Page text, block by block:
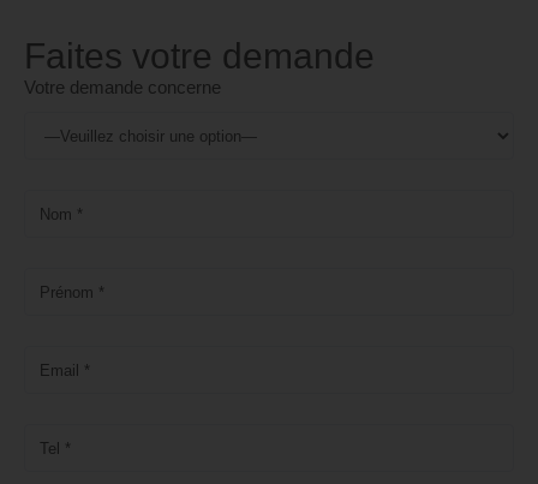
Faites votre demande
Votre demande concerne